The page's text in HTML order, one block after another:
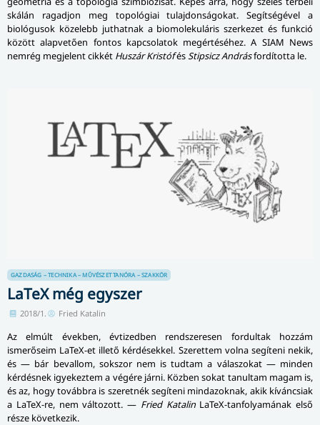
skálán ragadjon meg topológiai tulajdonságokat. Segítségével a
biológusok közelebb juthatnak a biomolekuláris szerkezet és funkció
között alapvetően fontos kapcsolatok megértéséhez. A SIAM News
nemrég megjelent cikkét Huszár KristófésStipsicz Andrásfordította le.
GAZDASÁG – TECHNIKA – MŰVÉSZET TANÓRA – SZAKKÖR
LaTeX még egyszer
2018/1. Fried Katalin
Az elmúlt években, évtizedben rendszeresen fordultak hozzám
ismerőseim LaTeX-et illető kérdésekkel. Szerettem volna segíteni nekik,
és — bár bevallom, sokszor nem is tudtam a válaszokat — minden
kérdésnek igyekeztem a végére járni. Közben sokat tanultam magam is,
és az, hogy továbbra is szeretnék segíteni mindazoknak, akik kíváncsiak
a LaTeX-re, nem változott. — Fried KatalinLaTeX-tanfolyamának első
része következik.